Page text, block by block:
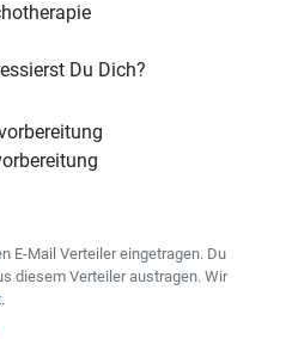
Du Dich?
E-Mail Verteiler eingetragen. Du
diesem Verteiler austragen. Wir
.